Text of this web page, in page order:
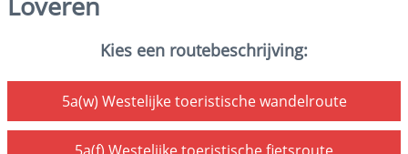
Kies een routebeschrijving: